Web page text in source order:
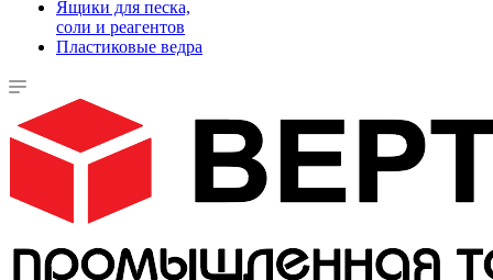
Ящики для песка,
соли и реагентов
Пластиковые ведра